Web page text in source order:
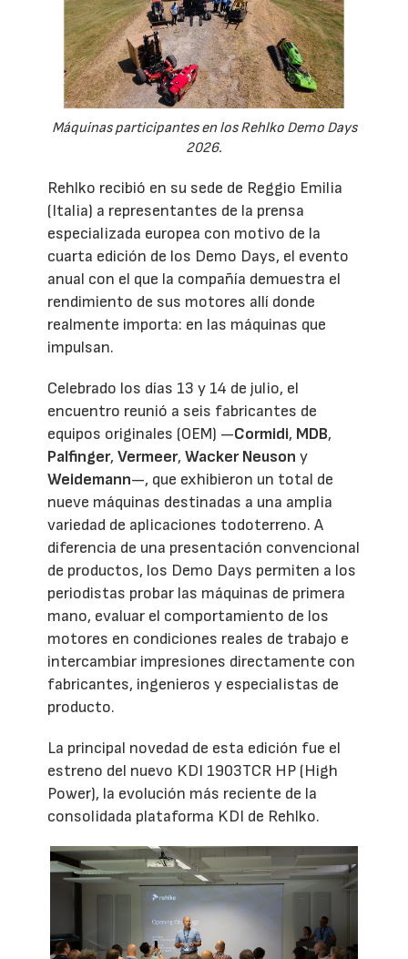
Máquinas participantes en los Rehlko Demo Days
2026.
Rehlko recibió en su sede de Reggio Emilia
(Italia) a representantes de la prensa
especializada europea con motivo de la
cuarta edición de los Demo Days, el evento
anual con el que la compañía demuestra el
rendimiento de sus motores allí donde
realmente importa: en las máquinas que
impulsan.
Celebrado los días 13 y 14 de julio, el
encuentro reunió a seis fabricantes de
equipos originales (OEM) —Cormidi, MDB,
Palfinger,Vermeer,Wacker Neuson y
Weidemann—, que exhibieron un total de
nueve máquinas destinadas a una amplia
variedad de aplicaciones todoterreno. A
diferencia de una presentación convencional
de productos, los Demo Days permiten a los
periodistas probar las máquinas de primera
mano, evaluar el comportamiento de los
motores en condiciones reales de trabajo e
intercambiar impresiones directamente con
fabricantes, ingenieros y especialistas de
producto.
La principal novedad de esta edición fue el
estreno del nuevo KDI 1903TCR HP (High
Power), la evolución más reciente de la
consolidada plataforma KDI de Rehlko.